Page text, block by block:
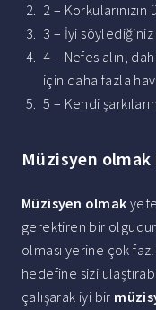
2 –
3 – İyi söylediğiniz
4 – Nefes alın,
için daha fazla
5 – Kendi
Müzisyen
Müzisyen olmak
gerektiren bir
olması yerine çok
hedefine sizi
çalışarak iyi bir